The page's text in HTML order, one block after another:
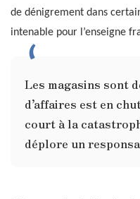
de dénigrement dans
intenable pour l’enseigne
Les magasins sont
d’affaires est en
court à la
déplore un